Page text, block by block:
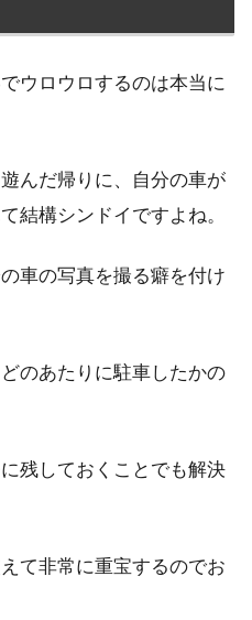
ウロウロするのは本当に
んだ帰りに、自分の車が
結構シンドイですよね。
車の写真を撮る癖を付け
のあたりに駐車したかの
残しておくことでも解決
て非常に重宝するのでお